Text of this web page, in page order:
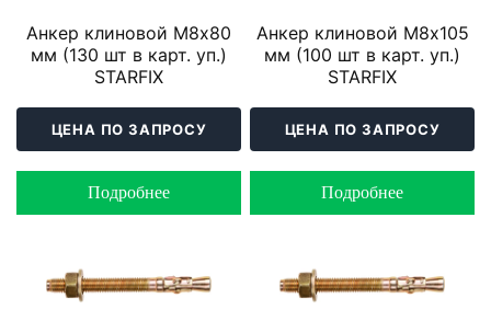
Анкер клиновой М8х80
мм (130 шт в карт. уп.)
STARFIX
ЦЕНА ПО ЗАПРОСУ
Подробнее
Анкер клиновой М8х105
мм (100 шт в карт. уп.)
STARFIX
ЦЕНА ПО ЗАПРОСУ
Подробнее